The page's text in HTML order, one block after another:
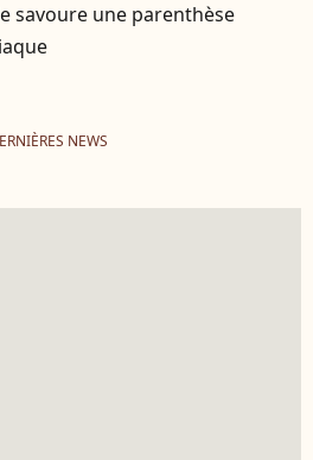
savoure une parenthèse
NEWS